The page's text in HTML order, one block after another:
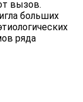
вызов.
больших
ряда